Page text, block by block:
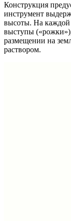
Конструкция
инструмент
высоты. На каждой
выступы
размещении на
раствором.